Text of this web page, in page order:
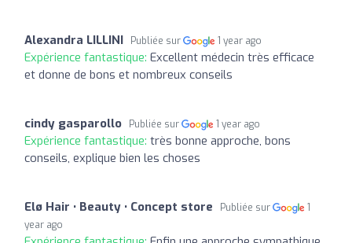
Alexandra LILLINI Publiée sur 1 year ago
Expérience fantastique: Excellent médecin très efficace
et donne de bons et nombreux conseils
cindy gasparollo Publiée sur 1 year ago
Expérience fantastique: très bonne approche, bons
conseils, explique bien les choses
Elø Hair • Beauty • Concept store Publiée sur
1
year ago